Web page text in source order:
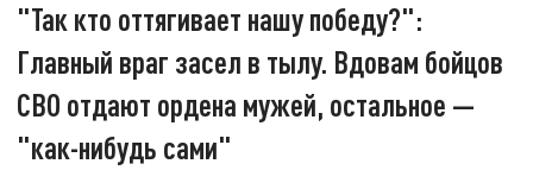
"Так кто оттягивает нашу победу?":
Главный враг засел в тылу. Вдовам бойцов
СВО отдают ордена мужей, остальное —
"как-нибудь сами"